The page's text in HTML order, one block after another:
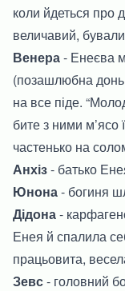
коли йдеться про
величавий,
Венера- Енеєва
(позашлюбна
на все піде.
бите з ними м’ясо
частенько на
Анхіз- батько
Юнона- богиня
Дідона-
Енея й спалила
працьовита,
Зевс- головний